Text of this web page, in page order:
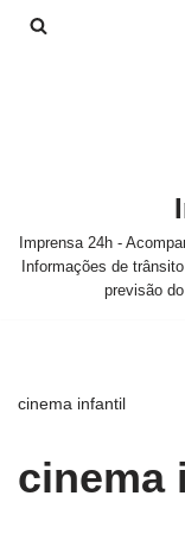
Imprensa 24h -
Informações de
previsão
cinema infantil
cinema